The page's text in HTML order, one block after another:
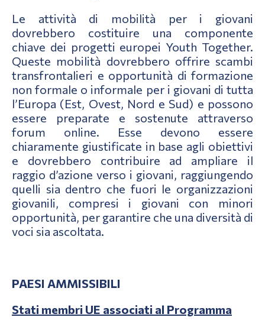
Le attività di mobilità per i giovani
dovrebbero costituire una componente
chiave dei progetti europei Youth Together.
Queste mobilità dovrebbero offrire scambi
transfrontalieri e opportunità di formazione
non formale o informale per i giovani di tutta
l’Europa (Est, Ovest, Nord e Sud) e possono
essere preparate e sostenute attraverso
forum online. Esse devono essere
chiaramente giustificate in base agli obiettivi
e dovrebbero contribuire ad ampliare il
raggio d’azione verso i giovani, raggiungendo
quelli sia dentro che fuori le organizzazioni
giovanili, compresi i giovani con minori
opportunità, per garantire che una diversità di
voci sia ascoltata.
PAESI AMMISSIBILI
Stati membri UE associati al Programma